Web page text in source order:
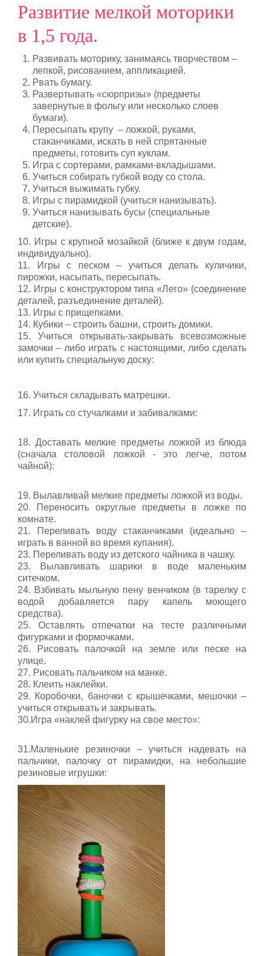
Развитие мелкой моторики
в 1,5 года.
Развивать моторику, занимаясь творчеством –
лепкой, рисованием, аппликацией.
Рвать бумагу.
Развертывать «сюрпризы» (предметы
завернутые в фольгу или несколько слоев
бумаги).
Пересыпать крупу – ложкой, руками,
стаканчиками, искать в ней спрятанные
предметы, готовить суп куклам.
Игра с сортерами, рамками-вкладышами.
Учиться собирать губкой воду со стола.
Учиться выжимать губку.
Игры с пирамидкой (учиться нанизывать).
Учиться нанизывать бусы (специальные
детские).
10. Игры с крупной мозайкой (ближе к двум годам,
индивидуально).
11. Игры с песком – учиться делать куличики,
пирожки, насыпать, пересыпать.
12. Игры с конструктором типа «Лего» (соединение
деталей, разъединение деталей).
13. Игры с прищепками.
14. Кубики – строить башни, строить домики.
15. Учиться открывать-закрывать всевозможные
замочки – либо играть с настоящими, либо сделать
или купить специальную доску:
16. Учиться складывать матрешки.
17. Играть со стучалками и забивалками:
18. Доставать мелкие предметы ложкой из блюда
(сначала столовой ложкой - это легче, потом
чайной):
19. Вылавливай мелкие предметы ложкой из воды.
20. Переносить округлые предметы в ложке по
комнате.
21. Переливать воду стаканчиками (идеально –
играть в ванной во время купания).
23. Переливать воду из детского чайника в чашку.
23. Вылавливать шарики в воде маленьким
ситечком.
24. Взбивать мыльную пену венчиком (в тарелку с
водой добавляется пару капель моющего
средства).
25. Оставлять отпечатки на тесте различными
фигурками и формочками.
26. Рисовать палочкой на земле или песке на
улице.
27. Рисовать пальчиком на манке.
28. Клеить наклейки.
29. Коробочки, баночки с крышечками, мешочки –
учиться открывать и закрывать.
30.Игра «наклей фигурку на свое место»:
31.Маленькие резиночки – учиться надевать на
пальчики, палочку от пирамидки, на небольшие
резиновые игрушки: